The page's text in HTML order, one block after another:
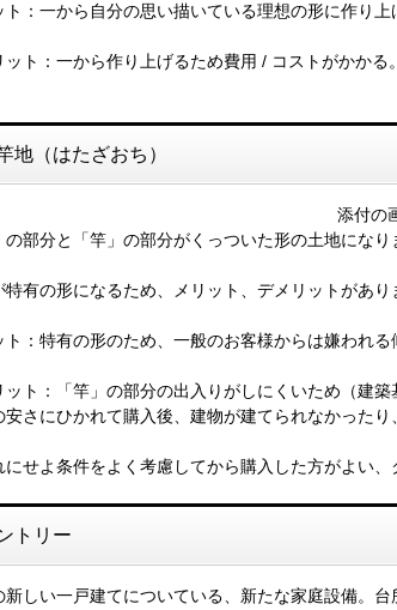
ト：一から自分の思い描いている理想の形に作り上
ット：一から作り上げるため費用 / コストがかかる。
地（はたざおち）
添付の
の部分と「竿」の部分がくっついた形の土地になり
特有の形になるため、メリット、デメリットがあり
ト：特有の形のため、一般のお客様からは嫌われ
ット：「竿」の部分の出入りがしにくいため（建
安さにひかれて購入後、建物が建てられなかったり
にせよ条件をよく考慮してから購入した方がよい、
トリー
新しい一戸建てについている、新たな家庭設備。台